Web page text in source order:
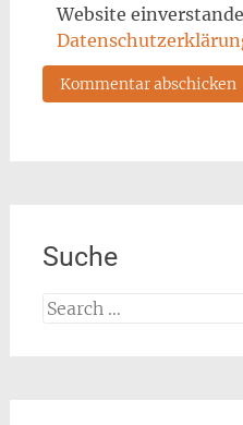
Website
Suche
Search